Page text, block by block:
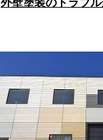
外壁塗装のトラブ